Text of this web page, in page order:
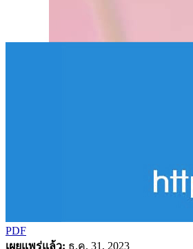
PDF
เผยแพร่แล้ว: ธ.ค. 31, 2023